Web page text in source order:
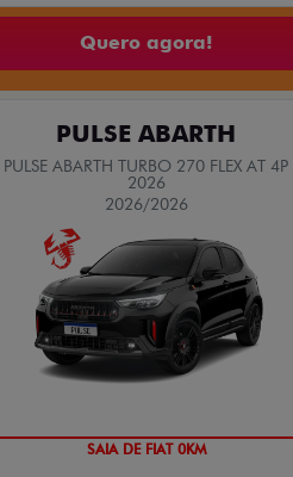
Quero agora!
PULSE ABARTH
PULSE ABARTH TURBO 270 FLEX AT 4P
2026
2026/2026
SAIA DE FIAT 0KM